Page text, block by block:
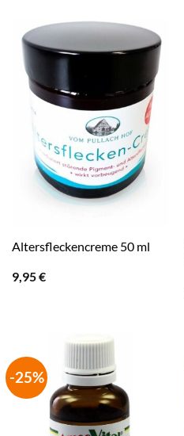
Altersfleckencreme 50 ml
9,95€
-25%